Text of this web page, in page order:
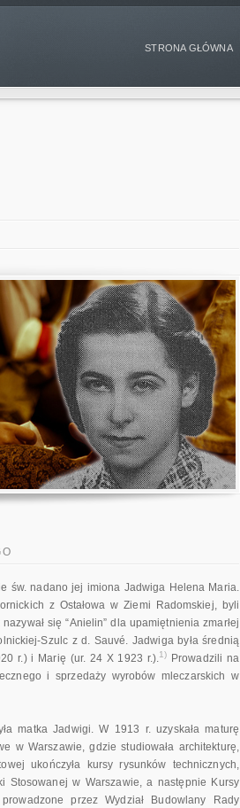
STRONA GŁÓWNA
św. nadano jej imiona Jadwiga Helena Maria.
z Ostałowa w Ziemi Radomskiej, byli
się “Anielin” dla upamiętnienia zmarłej
Szulc z d. Sauvé. Jadwiga była średnią
r.) i Marię (ur. 24 X 1923 r.).1)
Prowadzili na
i sprzedaży wyrobów mleczarskich w
matka Jadwigi. W 1913 r. uzyskała maturę
w Warszawie, gdzie studiowała architekturę,
ukończyła kursy rysunków technicznych,
Stosowanej w Warszawie, a następnie Kursy
przez Wydział Budowlany Rady